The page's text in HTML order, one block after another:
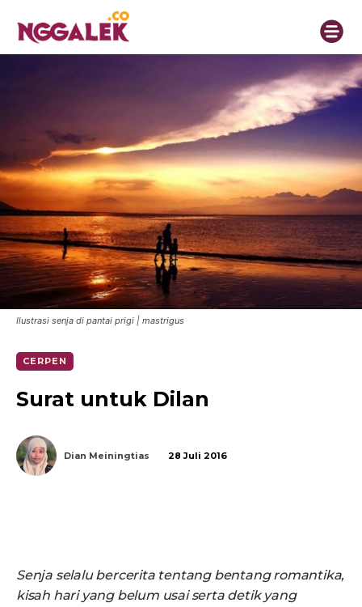
Ilustrasi senja di pantai prigi | mastrigus
CERPEN
Surat untuk Dilan
Dian Meiningtias 28 Juli 2016
Senja selalu bercerita tentang bentang romantika,
kisah hari yang belum usai serta detik yang